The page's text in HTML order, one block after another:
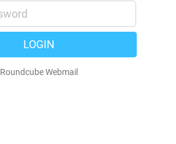
LOGIN
Roundcube Webmail